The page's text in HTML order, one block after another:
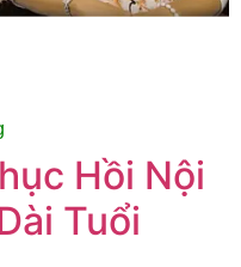
Hồi Nội
Tuổi